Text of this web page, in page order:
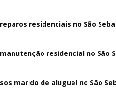
reparos residenciais no São
manutenção residencial no São
sos marido de aluguel no São